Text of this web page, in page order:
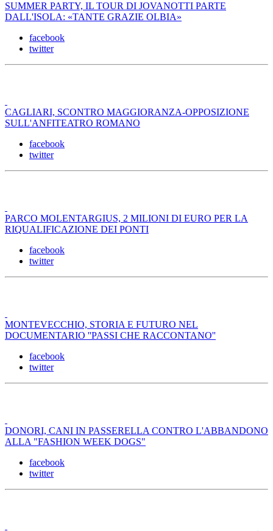
SUMMER PARTY, IL TOUR DI JOVANOTTI PARTE
DALL'ISOLA: «TANTE GRAZIE OLBIA»
facebook
twitter
CAGLIARI, SCONTRO MAGGIORANZA-OPPOSIZIONE
SULL'ANFITEATRO ROMANO
facebook
twitter
PARCO MOLENTARGIUS, 2 MILIONI DI EURO PER LA
RIQUALIFICAZIONE DEI PONTI
facebook
twitter
MONTEVECCHIO, STORIA E FUTURO NEL
DOCUMENTARIO ''PASSI CHE RACCONTANO''
facebook
twitter
DONORI, CANI IN PASSERELLA CONTRO L'ABBANDONO
ALLA "FASHION WEEK DOGS"
facebook
twitter